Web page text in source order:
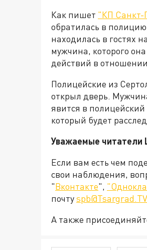
Как пишет "КП Санкт-
обратилась в полицию
находилась в гостях
мужчина, которого
действий в
Полицейские из
открыл дверь.
явится в
который будет
Уважаемые читатели
Если вам есть чем
свои наблюдения,
"Вконтакте",
почтуspb@Tsargrad.TV
А также